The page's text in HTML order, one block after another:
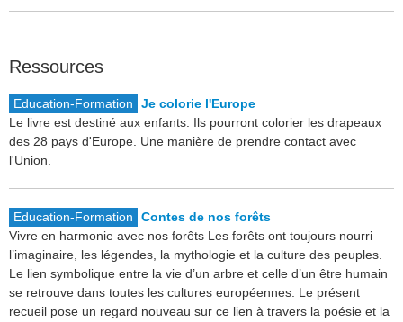
Ressources
Education-Formation
Je colorie l'Europe
Le livre est destiné aux enfants. Ils pourront colorier les drapeaux
des 28 pays d'Europe. Une manière de prendre contact avec
l'Union.
Education-Formation
Contes de nos forêts
Vivre en harmonie avec nos forêts Les forêts ont toujours nourri
l’imaginaire, les légendes, la mythologie et la culture des peuples.
Le lien symbolique entre la vie d’un arbre et celle d’un être humain
se retrouve dans toutes les cultures européennes. Le présent
recueil pose un regard nouveau sur ce lien à travers la poésie et la